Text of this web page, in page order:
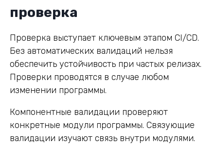
проверка
Проверка выступает ключевым этапом CI/CD.
Без автоматических валидаций нельзя
обеспечить устойчивость при частых релизах.
Проверки проводятся в случае любом
изменении программы.
Компонентные валидации проверяют
конкретные модули программы. Связующие
валидации изучают связь внутри модулями.